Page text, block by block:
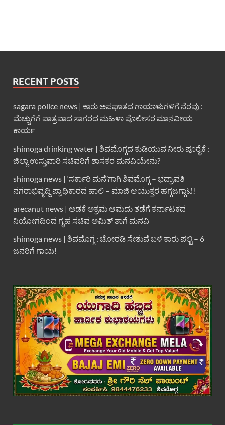
RECENT POSTS
sagara police news | ಕಾರು ಅಪಘಾತದ ಗಾಯಾಳುಗಳಿಗೆ ನೆರವು :
ಮೆಚ್ಚುಗೆಗೆ ಪಾತ್ರವಾದ ಸಾಗರದ ಮಹಿಳಾ ಪೊಲೀಸರ ಮಾನವೀಯ
ಕಾರ್ಯ
shimoga drinking water | ಶಿವಮೊಗ್ಗದ ಕುಡಿಯುವ ನೀರು ಪೂರೈಕೆ :
ಜಿಲ್ಲಾ ಉಸ್ತುವಾರಿ ಸಚಿವರಿಗೆ ಶಾಸಕರ ಮನವಿಯೇನು?
shimoga news | ‘ಸರ್ಕಾರಿ ಮನೆ’ಗಾಗಿ ಶಿವಮೊಗ್ಗ – ಭದ್ರಾವತಿ
ನಗರಾಭಿವೃದ್ದಿ ಪ್ರಾಧಿಕಾರದ ಹಾಲಿ – ಮಾಜಿ ಆಯುಕ್ತರ ಹಗ್ಗಜಗ್ಗಾಟ!
arecanut news | ಅಡಕೆ ಅಕ್ರಮ ಆಮದು ತಡೆಗೆ ಕರ್ನಾಟಕದ
ನಿಯೋಗದಿಂದ ಗೃಹ ಸಚಿವ ಅಮಿತ್ ಶಾಗೆ ಮನವಿ
shimoga news | ಶಿವಮೊಗ್ಗ : ಚೋರಡಿ ಸೇತುವೆ ಬಳಿ ಕಾರು ಪಲ್ಟಿ – 6
ಜನರಿಗೆ ಗಾಯ!